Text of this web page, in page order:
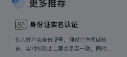
更多推荐
身份证实名认证
传入姓名和身份证号，通过官方权威核
查，实时校验此二要素是否一致，同时...